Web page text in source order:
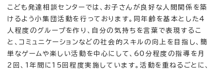
こども発達相談センターでは、お子さんが良好な人間関係を築
けるよう小集団活動を行っております。同年齢を基本とした4
人程度のグループを作り、自分の気持ちを言葉で表現するこ
と、コミュニケーションなどの社会的スキルの向上を目指し、簡
単なゲームや楽しい活動を中心にして、60分程度の指導を月
2回、1年間に15回程度実施しています。活動を重ねるごとに、